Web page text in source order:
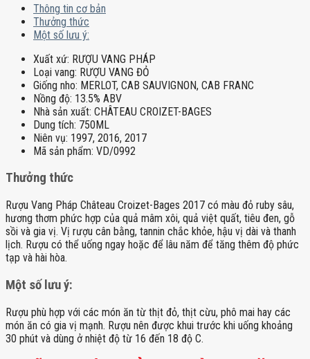
Thông tin cơ bản
Thưởng thức
Một số lưu ý:
Xuất xứ: RƯỢU VANG PHÁP
Loại vang: RƯỢU VANG ĐỎ
Giống nho: MERLOT, CAB SAUVIGNON, CAB FRANC
Nồng độ: 13.5% ABV
Nhà sản xuất: CHÂTEAU CROIZET-BAGES
Dung tích: 750ML
Niên vụ: 1997, 2016, 2017
Mã sản phẩm: VD/0992
Thưởng thức
Rượu Vang Pháp Château Croizet-Bages 2017 có màu đỏ ruby sâu,
hương thơm phức hợp của quả mâm xôi, quả việt quất, tiêu đen, gỗ
sồi và gia vị. Vị rượu cân bằng, tannin chắc khỏe, hậu vị dài và thanh
lịch. Rượu có thể uống ngay hoặc để lâu năm để tăng thêm độ phức
tạp và hài hòa.
Một số lưu ý:
Rượu phù hợp với các món ăn từ thịt đỏ, thịt cừu, phô mai hay các
món ăn có gia vị mạnh. Rượu nên được khui trước khi uống khoảng
30 phút và dùng ở nhiệt độ từ 16 đến 18 độ C.